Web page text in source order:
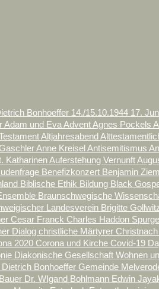
Bonhoeffer 14./15.10.1944 17.
Adam und EvaAdventAgnes Pockels
Altjahresabend
Anne KreiselAntisemitismus
KatharinenAuferstehung Vernunft
Benefizkonzert Benjamin
Biblische Ethik Bildung Black
Braunschwegische
Landesverein Brigitte
Cesar Franck Charles Haddon
Dialog christliche Märtyrer Christnach
2020 Corona und Kirche Covid-19
Diakonische Gesellschaft Wohnen
Dietrich Bonhoeffer Gemeinde
Dr. WIgand Bohlmann Edwin